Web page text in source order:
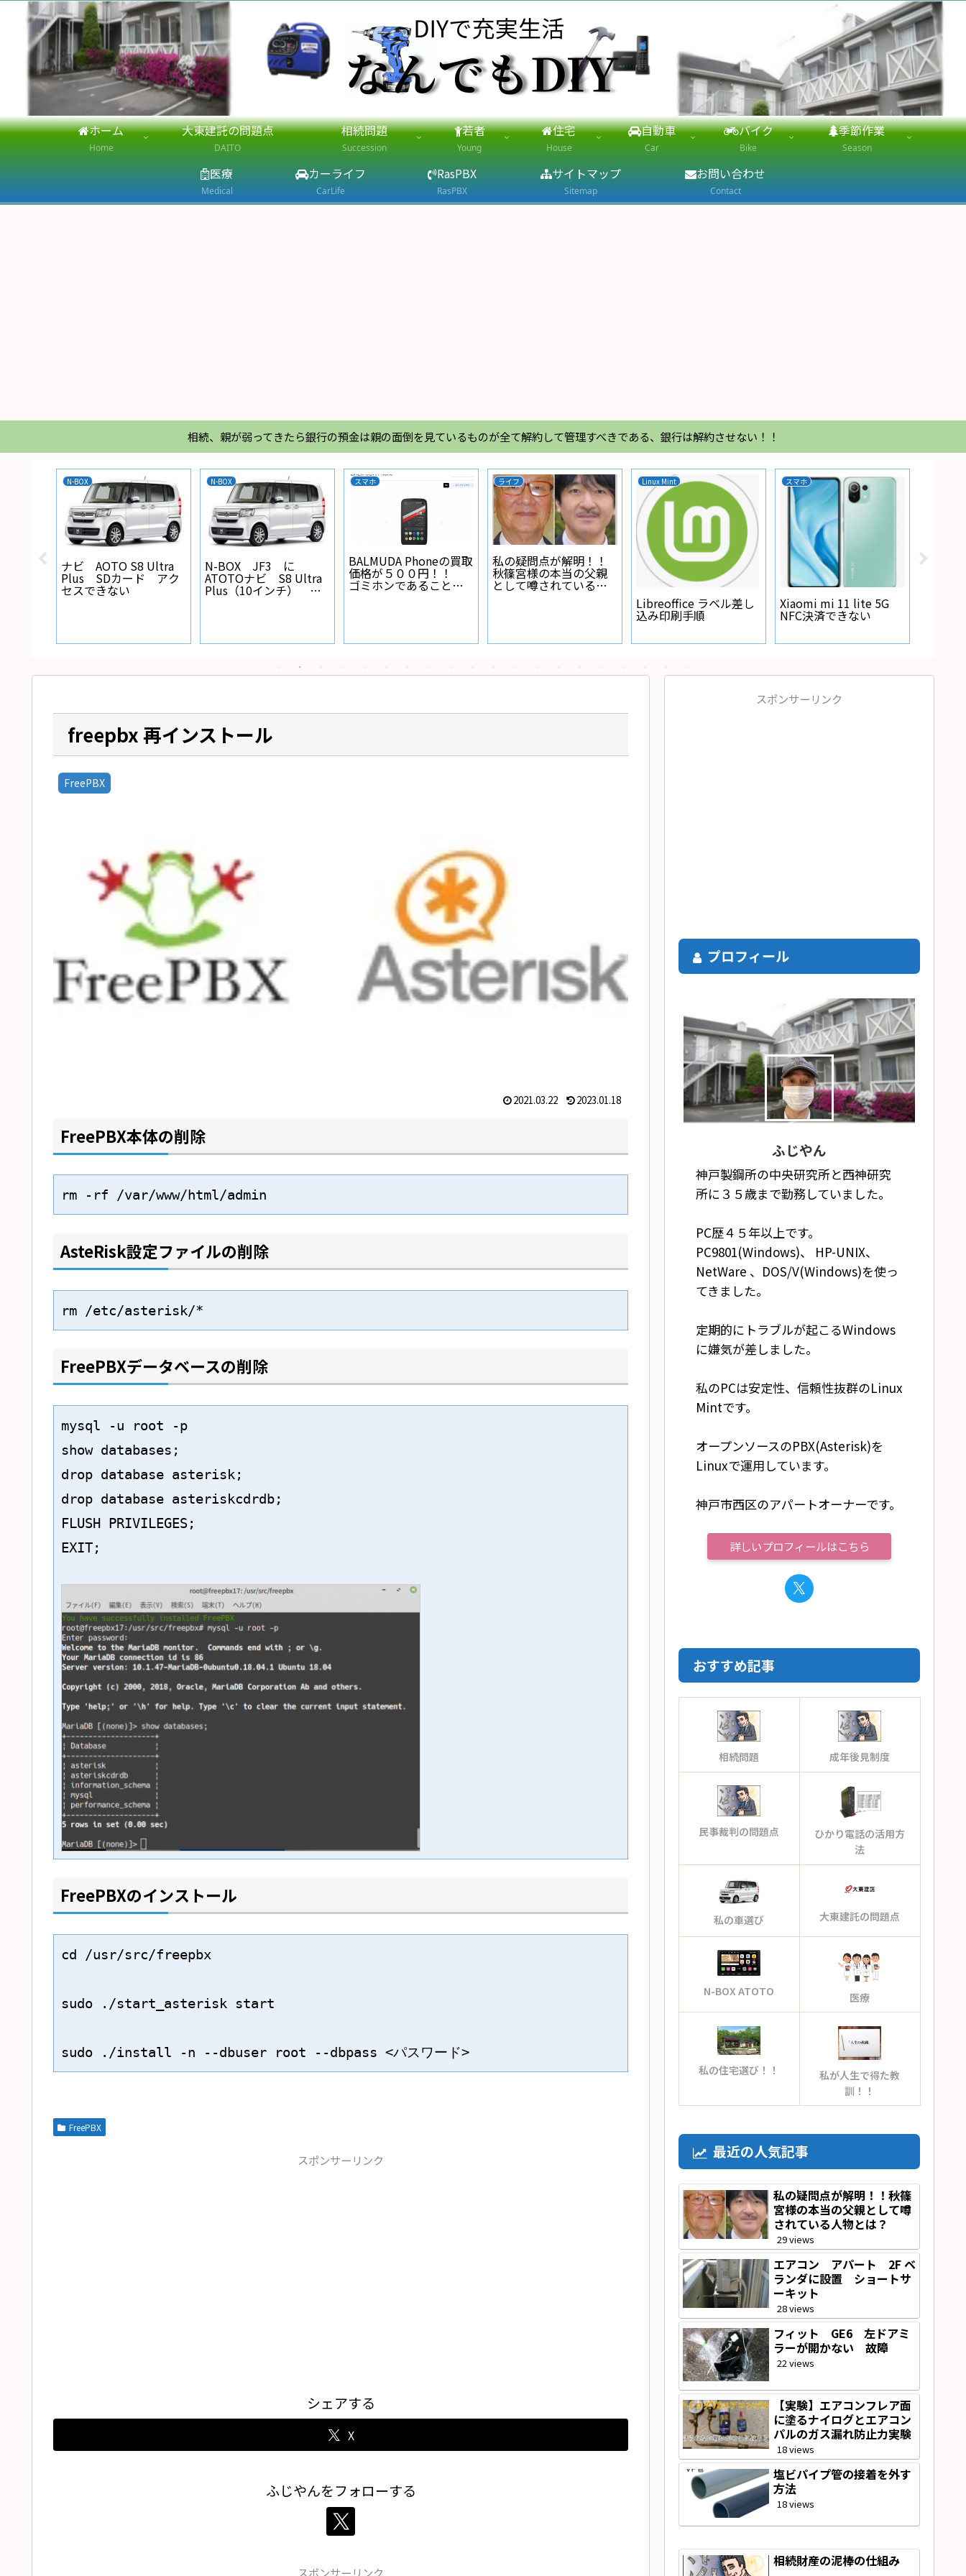
ホーム
Home
大東建託の問題点
DAITO
相続問題
Succession
若者
Young
住宅
House
自動車
Car
バイク
Bike
季節作業
Season
医療
Medical
カーライフ
CarLife
RasPBX
RasPBX
サイトマップ
Sitemap
お問い合わせ
Contact
相続、親が弱ってきたら銀行の預金は親の面倒を見ているものが全て解約して管理すべきである、銀行は解約させない！！
家電
Regza 32Z 電源ランプ
が点灯しない
エアコン
【実験】エアコンフレ
ア面に塗るナイログと
エアコンパルのガス漏
れ防止力実験
カーライフ
ナビ本体裏 アースポ
イントの作り方
N-BOX
N-BOXのオーディオ周
りのパネルの外し方
動画
DHCP
isc-dhcp-server 払い出
したipアドレスを確認
Resolv
resolv.confが書き
freepbx 再インストール
FreePBX
2021.03.22 2023.01.18
FreePBX本体の削除
rm -rf /var/www/html/admin
AsteRisk設定ファイルの削除
rm /etc/asterisk/*
FreePBXデータベースの削除
mysql -u root -p
show databases;
drop database asterisk;
drop database asteriskcdrdb;
FLUSH PRIVILEGES;
EXIT;
FreePBXのインストール
cd /usr/src/freepbx
sudo ./start_asterisk start
sudo ./install -n --dbuser root --dbpass <パスワード>
FreePBX
スポンサーリンク
シェアする
X
ふじやんをフォローする
スポンサーリンク
スポンサーリンク
プロフィール
ふじやん
神戸製鋼所の中央研究所と西神研究
所に３５歳まで勤務していました。
PC歴４５年以上です。
PC9801(Windows)、 HP-UNIX、
NetWare 、DOS/V(Windows)を使っ
てきました。
定期的にトラブルが起こるWindows
に嫌気が差しました。
私のPCは安定性、信頼性抜群のLinux
Mintです。
オープンソースのPBX(Asterisk)を
Linuxで運用しています。
神戸市西区のアパートオーナーです。
詳しいプロフィールはこちら
おすすめ記事
相続問題 成年後見制度
民事裁判の問題点
ひかり電話の活用方
法
私の車選び 大東建託の問題点
N-BOX ATOTO 医療
私の住宅選び！！
私が人生で得た教
訓！！
最近の人気記事
私の疑問点が解明！！秋篠
宮様の本当の父親として噂
されている人物とは？
29 views
エアコン アパート 2F ベ
ランダに設置 ショートサ
ーキット
28 views
フィット GE6 左ドアミ
ラーが開かない 故障
22 views
【実験】エアコンフレア面
に塗るナイログとエアコン
パルのガス漏れ防止力実験
18 views
塩ビパイプ管の接着を外す
方法
18 views
相続財産の泥棒の仕組み